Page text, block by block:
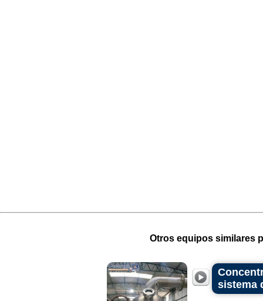
Otros equipos similares
sistema